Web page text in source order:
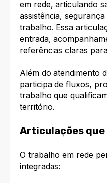
em rede, articulando
assistência,
trabalho. Essa
entrada,
referências claras
Além do atendimento
participa de fluxos,
trabalho que
território.
Articulações
O trabalho em rede
integradas: